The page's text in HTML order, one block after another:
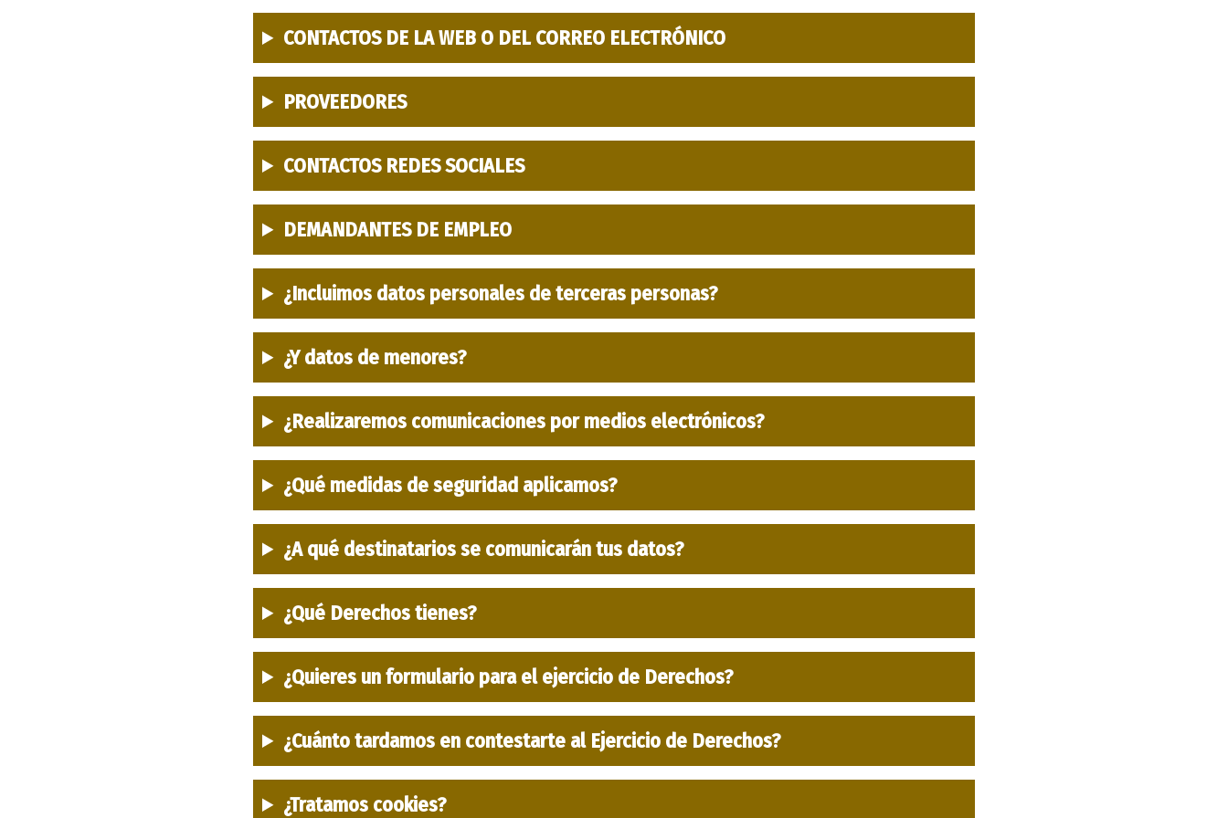
CONTACTOS DE LA WEB O DEL CORREO ELECTRÓNICO
PROVEEDORES
CONTACTOS REDES SOCIALES
DEMANDANTES DE EMPLEO
¿Incluimos datos personales de terceras personas?
¿Y datos de menores?
¿Realizaremos comunicaciones por medios electrónicos?
¿Qué medidas de seguridad aplicamos?
¿A qué destinatarios se comunicarán tus datos?
¿Qué Derechos tienes?
¿Quieres un formulario para el ejercicio de Derechos?
¿Cuánto tardamos en contestarte al Ejercicio de Derechos?
¿Tratamos cookies?